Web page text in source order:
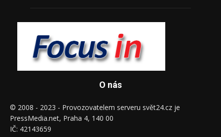
O nás
© 2008 - 2023 - Provozovatelem serveru svět24.cz je
PressMedia.net, Praha 4, 140 00
IČ: 42143659